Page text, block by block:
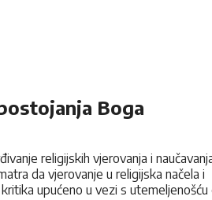
Boga
religijskih vjerovanja i
da vjerovanje u religijska načela i
upućeno u vezi s utemeljenošću